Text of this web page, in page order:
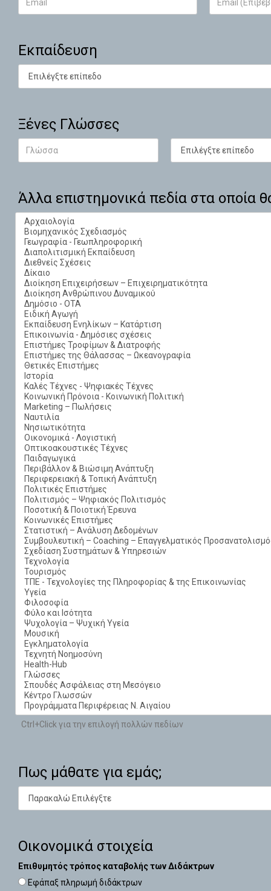
Εκπαίδευση
Ξένες Γλώσσες
Άλλα επιστημονικά πεδία στα οποία
Ctrl+Click για την επιλογή πολλών πεδίων
Πως μάθατε για εμάς;
Οικονομικά στοιχεία
Επιθυμητός τρόπος καταβολής των Διδάκτρων
Εφάπαξ πληρωμή διδάκτρων